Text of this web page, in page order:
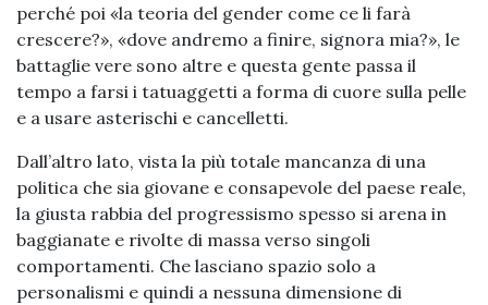
perché poi «la teoria del gender come ce li farà
crescere?», «dove andremo a finire, signora mia?», le
battaglie vere sono altre e questa gente passa il
tempo a farsi i tatuaggetti a forma di cuore sulla pelle
e a usare asterischi e cancelletti.
Dall’altro lato, vista la più totale mancanza di una
politica che sia giovane e consapevole del paese reale,
la giusta rabbia del progressismo spesso si arena in
baggianate e rivolte di massa verso singoli
comportamenti. Che lasciano spazio solo a
personalismi e quindi a nessuna dimensione di